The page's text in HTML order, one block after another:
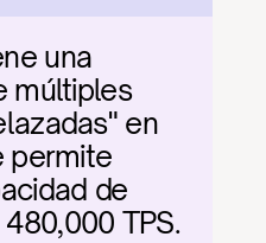
una
múltiples
en
permite
de
TPS.